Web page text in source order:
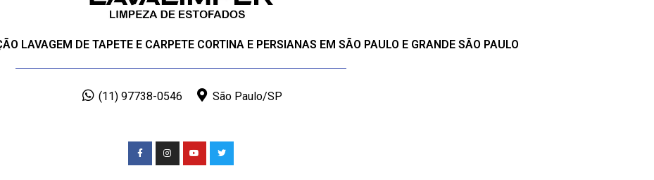
LAVAGEM DE TAPETE E CARPETE CORTINA E PERSIANAS EM SÃO PAULO E GRANDE SÃO PAULO
(11) 97738-0546 São Paulo/SP